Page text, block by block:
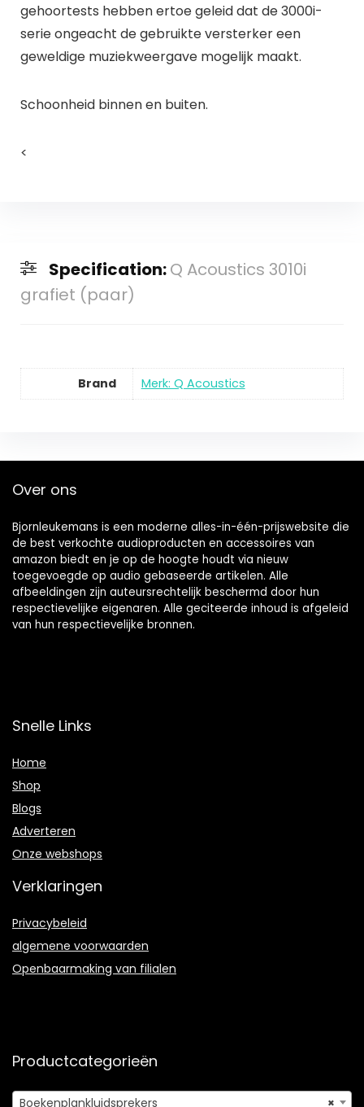
gehoortests hebben ertoe geleid dat de 3000i-
serie ongeacht de gebruikte versterker een
geweldige muziekweergave mogelijk maakt.
Schoonheid binnen en buiten.
<
Specification:Q Acoustics 3010i
grafiet (paar)
Brand Merk: Q Acoustics
Over ons
Bjornleukemans is een moderne alles-in-één-prijswebsite die
de best verkochte audioproducten en accessoires van
amazon biedt en je op de hoogte houdt via nieuw
toegevoegde op audio gebaseerde artikelen. Alle
afbeeldingen zijn auteursrechtelijk beschermd door hun
respectievelijke eigenaren. Alle geciteerde inhoud is afgeleid
van hun respectievelijke bronnen.
Snelle Links
Home
Shop
Blogs
Adverteren
Onze webshops
Verklaringen
Privacybeleid
algemene voorwaarden
Openbaarmaking van filialen
Productcategorieën
×
Boekenplankluidsprekers